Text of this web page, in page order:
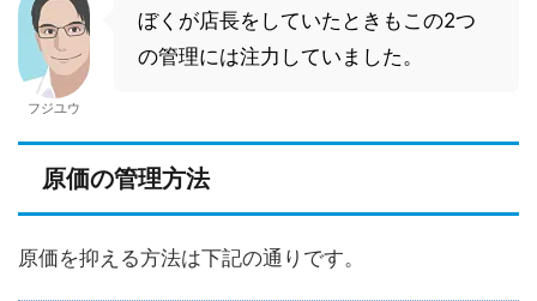
フジユウ
ぼくが店長をしていたときもこの2つ
の管理には注力していました。
原価の管理方法
原価を抑える方法は下記の通りです。